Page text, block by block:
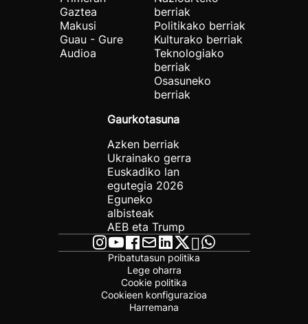
Gaztea
Makusi
Guau - Gure
Audioa
berriak
Politikako berriak
Kulturako berriak
Teknologiako
berriak
Osasuneko
berriak
Gaurkotasuna
Azken berriak
Ukrainako gerra
Euskadiko lan
egutegia 2026
Eguneko
albisteak
AEB eta Trump
Pribatutasun politika
Lege oharra
Cookie politika
Cookieen konfigurazioa
Harremana